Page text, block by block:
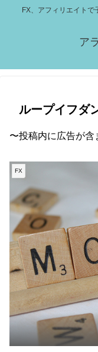
FX、アフィリエイト
ア
ループイフダ
〜投稿内に広告が
FX